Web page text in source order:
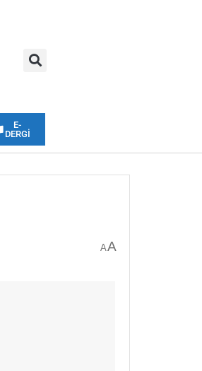
E-
DERGİ
AA